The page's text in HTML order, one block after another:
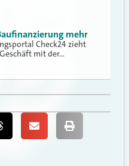
mehr
Check24 zieht
mit der…